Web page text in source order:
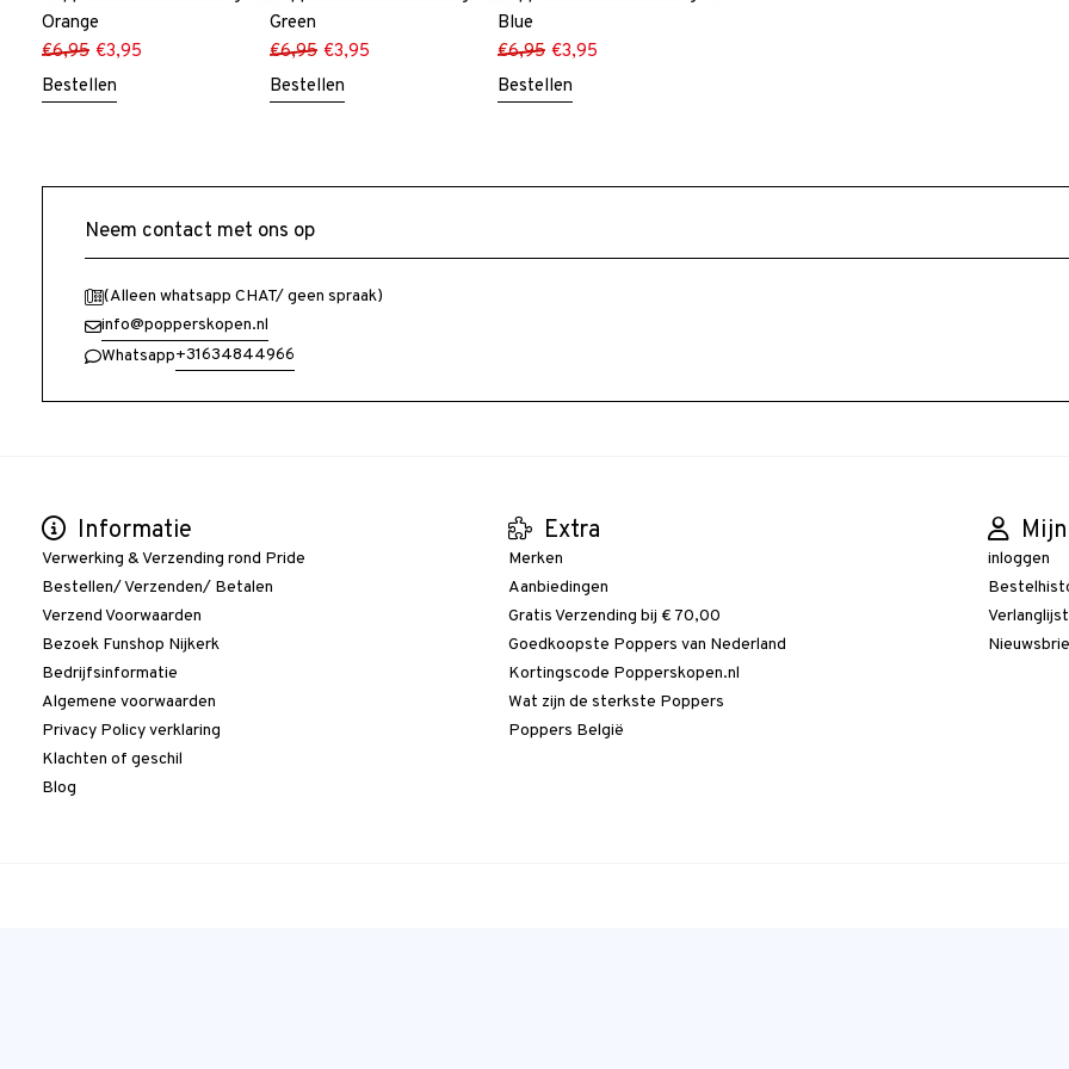
Orange
€6,95 €3,95
Bestellen
Green
€6,95 €3,95
Bestellen
Blue
€6,95 €3,95
Bestellen
Neem contact met ons op
(Alleen whatsapp CHAT/ geen spraak)
info@popperskopen.nl
Whatsapp+31634844966
Informatie
Verwerking & Verzending rond Pride
Bestellen/ Verzenden/ Betalen
Verzend Voorwaarden
Bezoek Funshop Nijkerk
Bedrijfsinformatie
Algemene voorwaarden
Privacy Policy verklaring
Klachten of geschil
Blog
Extra
Merken
Aanbiedingen
Gratis Verzending bij € 70,00
Goedkoopste Poppers van Nederland
Kortingscode Popperskopen.nl
Wat zijn de sterkste Poppers
Poppers België
inloggen
Verlanglijst